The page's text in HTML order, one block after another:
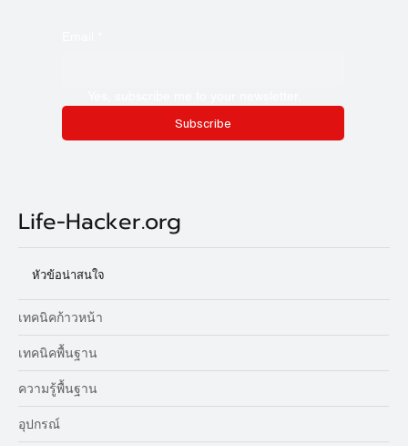
Subscribe
Life-Hacker.org
หัวข้อน่าสนใจ
เทคนิคก้าวหน้า
เทคนิคพื้นฐาน
ความรู้พื้นฐาน
อุปกรณ์